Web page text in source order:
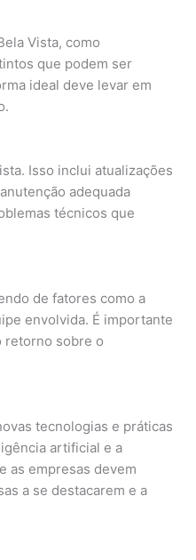
Vista, como
que podem ser
ideal deve levar em
Isso inclui atualizações
adequada
técnicos que
de fatores como a
envolvida. É importante
retorno sobre o
tecnologias e práticas
artificial e a
as empresas devem
a se destacarem e a